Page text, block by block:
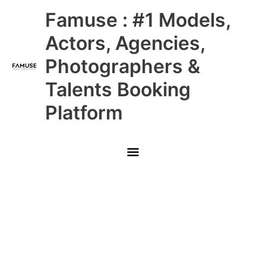
Famuse : #1 Models,
Actors, Agencies,
Photographers &
Talents Booking
Platform
Main
Menu